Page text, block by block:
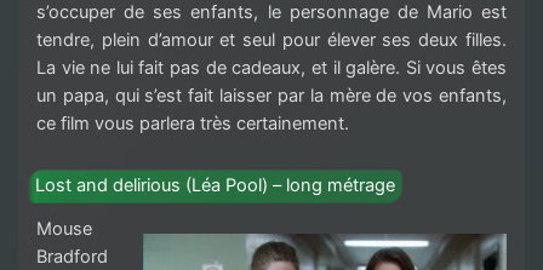
s’occuper de ses enfants, le personnage de Mario est
tendre, plein d’amour et seul pour élever ses deux filles.
La vie ne lui fait pas de cadeaux, et il galère. Si vous êtes
un papa, qui s’est fait laisser par la mère de vos enfants,
ce film vous parlera très certainement.
Lost and delirious (Léa Pool) – long métrage
Mouse
Bradford